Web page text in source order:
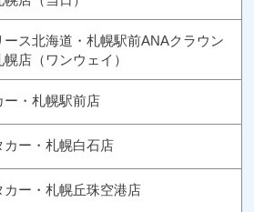
ース北海道・札幌駅前ANAクラウン
店（ワンウェイ）
ー・札幌駅前店
カー・札幌白石店
カー・札幌丘珠空港店